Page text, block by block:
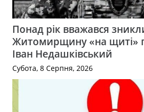
Понад рік вважався
Житомирщину «на щиті»
Іван Недашківський
Субота, 8 Серпня, 2026